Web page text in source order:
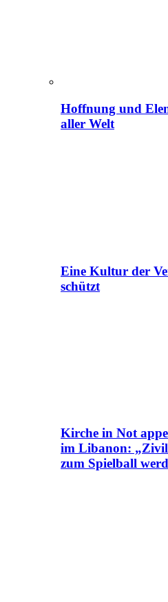
Hoffnung und
aller Welt
Eine Kultur der
schützt
Kirche in Not
im Libanon:
zum Spielball